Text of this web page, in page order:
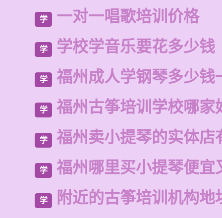
学 一对一唱歌培训价格
学 学校学音乐要花多少钱
学 福州成人学钢琴多少钱
学 福州古筝培训学校哪家
学 福州卖小提琴的实体店
学 福州哪里买小提琴便宜
学 附近的古筝培训机构地